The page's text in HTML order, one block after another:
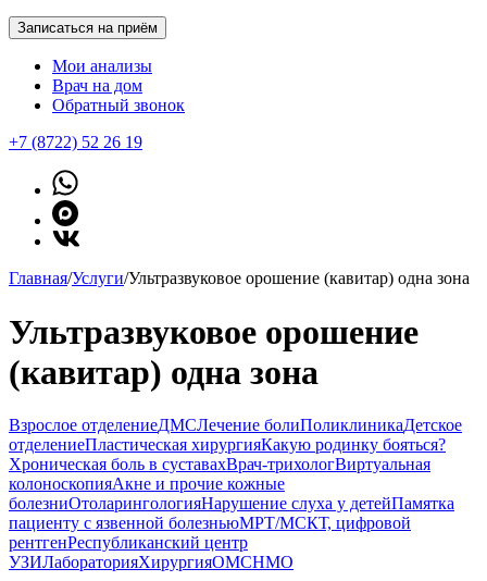
Записаться на приём
Мои анализы
Врач на дом
Обратный звонок
+7 (8722) 52 26 19
Главная/Услуги/Ультразвуковое орошение (кавитар) одна зона
Ультразвуковое орошение
(кавитар) одна зона
Взрослое отделениеДМСЛечение болиПоликлиникаДетское
отделениеПластическая хирургияКакую родинку бояться?
Хроническая боль в суставахВрач-трихологВиртуальная
колоноскопияАкне и прочие кожные
болезниОтоларингологияНарушение слуха у детейПамятка
пациенту с язвенной болезньюМРТ/МСКТ, цифровой
рентгенРеспубликанский центр
УЗИЛабораторияХирургияОМСНМО